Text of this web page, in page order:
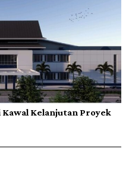
Kelanjutan Proyek